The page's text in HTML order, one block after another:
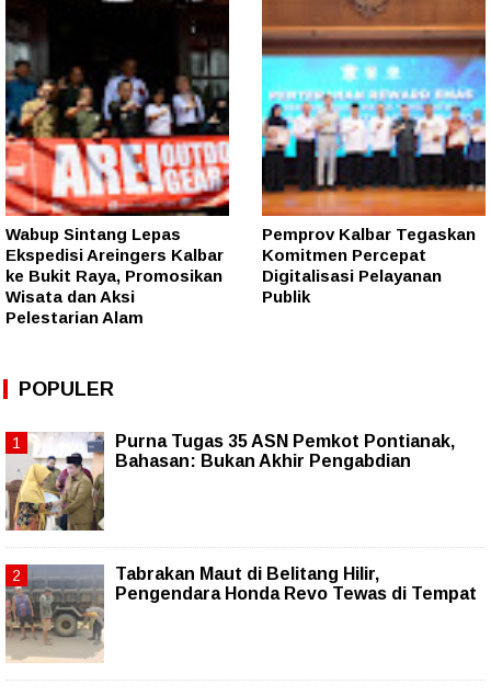
Wabup Sintang Lepas
Ekspedisi Areingers Kalbar
ke Bukit Raya, Promosikan
Wisata dan Aksi
Pelestarian Alam
Pemprov Kalbar Tegaskan
Komitmen Percepat
Digitalisasi Pelayanan
Publik
POPULER
Purna Tugas 35 ASN Pemkot Pontianak,
Bahasan: Bukan Akhir Pengabdian
Tabrakan Maut di Belitang Hilir,
Pengendara Honda Revo Tewas di Tempat